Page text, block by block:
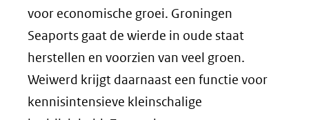
voor economische groei. Groningen
Seaports gaat de wierde in oude staat
herstellen en voorzien van veel groen.
Weiwerd krijgt daarnaast een functie voor
kennisintensieve kleinschalige